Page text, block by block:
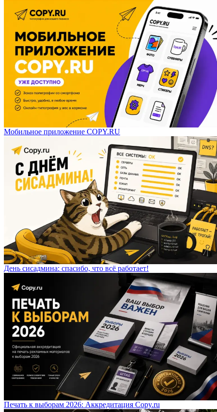
Мобильное приложение COPY.RU
День сисадмина: спасибо, что всё работает!
Печать к выборам 2026: Аккредитация Copy.ru